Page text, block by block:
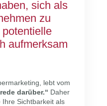
sich als
zu
aufmerksam
lebt vom
darüber.“ Daher
Ihre Sichtbarkeit als